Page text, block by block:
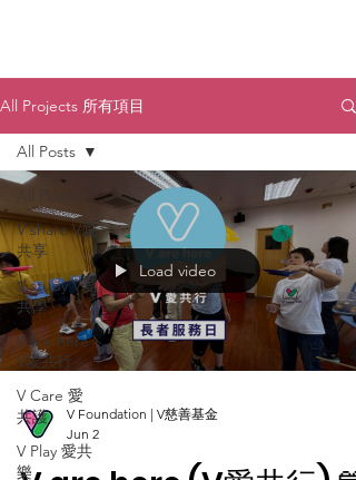
All Projects 所有項目
V share V愛
共享
V study V愛
共學
V are here
V愛共行
V Care 愛
共護
V Play 愛共
樂
All Posts
Load video
V Foundation | V慈善基金
Jun 2